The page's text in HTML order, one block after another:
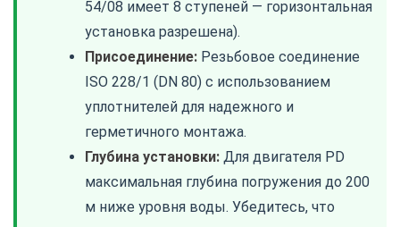
54/08 имеет 8 ступеней — горизонтальная
установка разрешена).
Присоединение: Резьбовое соединение
ISO 228/1 (DN 80) с использованием
уплотнителей для надежного и
герметичного монтажа.
Глубина установки: Для двигателя PD
максимальная глубина погружения до 200
м ниже уровня воды. Убедитесь, что